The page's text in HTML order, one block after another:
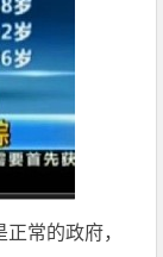
常的政府，